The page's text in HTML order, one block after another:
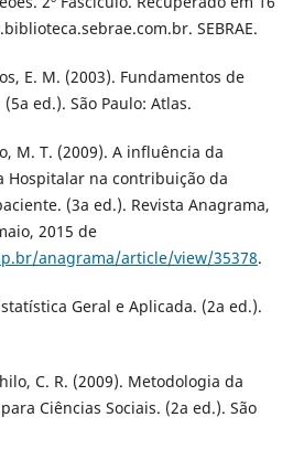
SEBRAE.
E. M. (2003). Fundamentos de
ed.). São Paulo: Atlas.
M. T. (2009). A influência da
Hospitalar na contribuição da
(3a ed.). Revista Anagrama,
2015 de
anagrama/article/view/35378.
Geral e Aplicada. (2a ed.).
C. R. (2009). Metodologia da
Ciências Sociais. (2a ed.). São